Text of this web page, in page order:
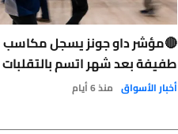
🔴مؤشر داو جونز يسجل
طفيفة بعد شهر اتسم بالتقلبات
أخبار الأسواق منذ 6 أيام